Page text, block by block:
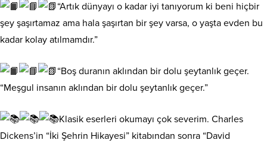
“Artık dünyayı o kadar iyi tanıyorum ki beni hiçbir
şey şaşırtamaz ama hala şaşırtan bir şey varsa, o yaşta evden bu
kadar kolay atılmamdır.”
“Boş duranın aklından bir dolu şeytanlık geçer.
“Meşgul insanın aklından bir dolu şeytanlık geçer.”
Klasik eserleri okumayı çok severim. Charles
Dickens’in “İki Şehrin Hikayesi” kitabından sonra “David